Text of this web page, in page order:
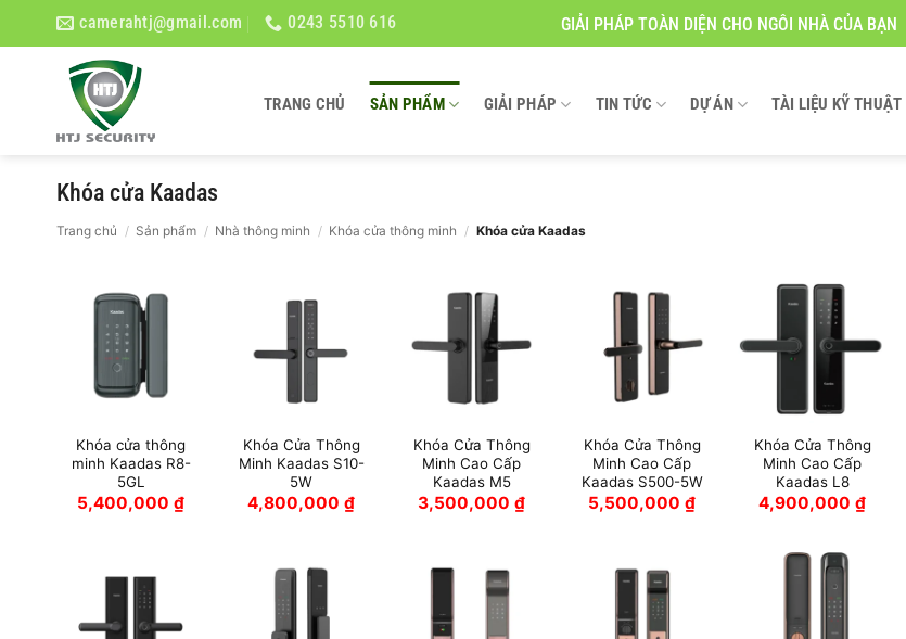
camerahtj@gmail.com 0243 5510 616 GIẢI PHÁP TOÀN DIỆN CHO NGÔI NHÀ CỦA BẠN
TRANG CHỦ SẢN PHẨM GIẢI PHÁP TIN TỨC DỰ ÁN TÀI LIỆU KỸ THUẬT
Khóa cửa Kaadas
Trang chủ / Sản phẩm / Nhà thông minh / Khóa cửa thông minh / Khóa cửa Kaadas
Khóa cửa thông
minh Kaadas R8-
5GL
5,400,000₫
Khóa Cửa Thông
Minh Kaadas S10-
5W
4,800,000₫
Khóa Cửa Thông
Minh Cao Cấp
Kaadas M5
3,500,000₫
Khóa Cửa Thông
Minh Cao Cấp
Kaadas S500-5W
5,500,000₫
Khóa Cửa Thông
Minh Cao Cấp
Kaadas L8
4,900,000₫